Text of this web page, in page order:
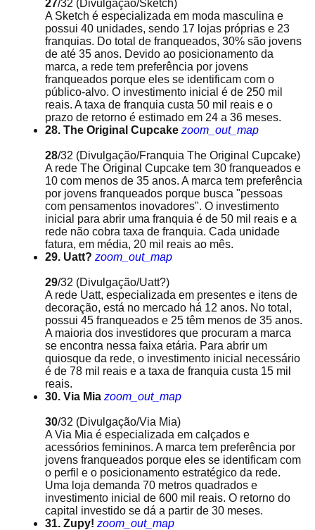
27/32 (Divulgação/Sketch)
A Sketch é especializada em moda masculina e
possui 40 unidades, sendo 17 lojas próprias e 23
franquias. Do total de franqueados, 30% são jovens
de até 35 anos. Devido ao posicionamento da
marca, a rede tem preferência por jovens
franqueados porque eles se identificam com o
público-alvo. O investimento inicial é de 250 mil
reais. A taxa de franquia custa 50 mil reais e o
prazo de retorno é estimado em 24 a 36 meses.
28. The Original Cupcake zoom_out_map
28/32 (Divulgação/Franquia The Original Cupcake)
A rede The Original Cupcake tem 30 franqueados e
10 com menos de 35 anos. A marca tem preferência
por jovens franqueados porque busca "pessoas
com pensamentos inovadores". O investimento
inicial para abrir uma franquia é de 50 mil reais e a
rede não cobra taxa de franquia. Cada unidade
fatura, em média, 20 mil reais ao mês.
29. Uatt? zoom_out_map
29/32 (Divulgação/Uatt?)
A rede Uatt, especializada em presentes e itens de
decoração, está no mercado há 12 anos. No total,
possui 45 franqueados e 25 têm menos de 35 anos.
A maioria dos investidores que procuram a marca
se encontra nessa faixa etária. Para abrir um
quiosque da rede, o investimento inicial necessário
é de 78 mil reais e a taxa de franquia custa 15 mil
reais.
30. Via Mia zoom_out_map
30/32 (Divulgação/Via Mia)
A Via Mia é especializada em calçados e
acessórios femininos. A marca tem preferência por
jovens franqueados porque eles se identificam com
o perfil e o posicionamento estratégico da rede.
Uma loja demanda 70 metros quadrados e
investimento inicial de 600 mil reais. O retorno do
capital investido se dá a partir de 30 meses.
31. Zupy! zoom_out_map